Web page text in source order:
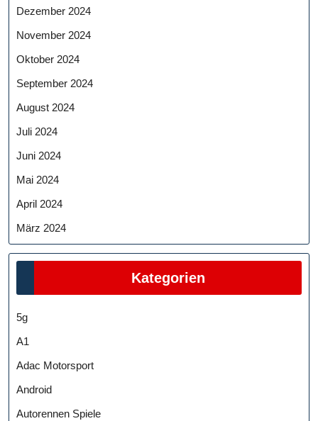
Dezember 2024
November 2024
Oktober 2024
September 2024
August 2024
Juli 2024
Juni 2024
Mai 2024
April 2024
März 2024
Kategorien
5g
A1
Adac Motorsport
Android
Autorennen Spiele